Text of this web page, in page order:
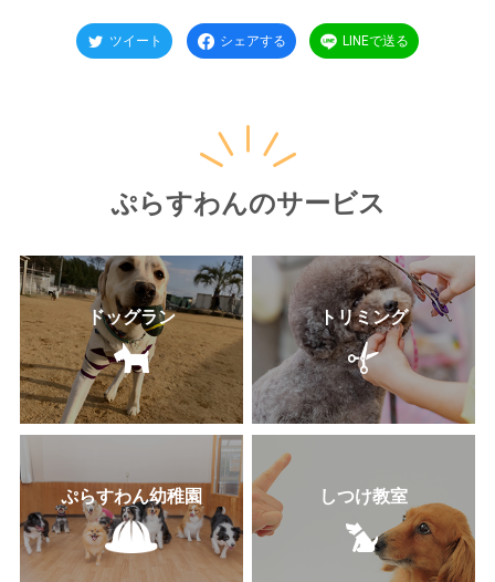
ツイート シェアする LINEで送る
ぷらすわんのサービス
ドッグラン トリミング
ぷらすわん幼稚園 しつけ教室